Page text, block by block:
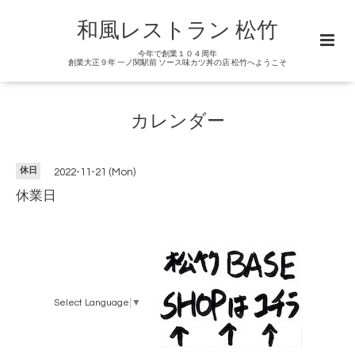
和風レストラン 松竹
今年で創業１０４周年
創業大正９年 一ノ関駅前 ソース味カツ丼の店 松竹へようこそ
カレンダー
休日 2022-11-21 (Mon)
休業日
Select Language ▼